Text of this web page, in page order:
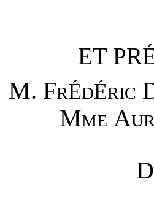
ET
M. FrÉdÉric
Mme